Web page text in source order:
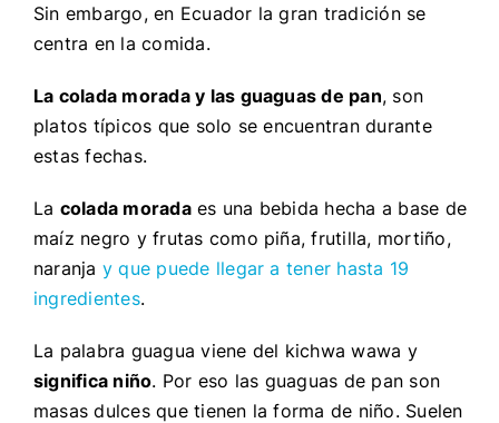
Sin embargo, en Ecuador la gran tradición se
centra en la comida.
La colada morada y las guaguas de pan, son
platos típicos que solo se encuentran durante
estas fechas.
La colada moradaes una bebida hecha a base de
maíz negro y frutas como piña, frutilla, mortiño,
naranja y que puede llegar a tener hasta 19
ingredientes.
La palabra guagua viene del kichwa wawa y
significa niño. Por eso las guaguas de pan son
masas dulces que tienen la forma de niño. Suelen